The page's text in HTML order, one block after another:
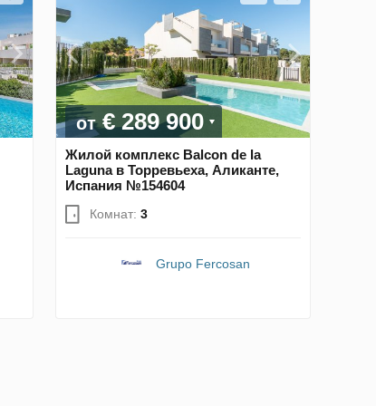
от€ 289 900
Жилой комплекс Balcon de la
Laguna в Торревьеха, Аликанте,
Испания №154604
Комнат: 3
Grupo Fercosan